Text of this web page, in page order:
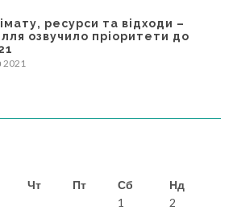
ресурси та відходи –
озвучило пріоритети до
2021
Чт Пт Сб
Нд
1
2